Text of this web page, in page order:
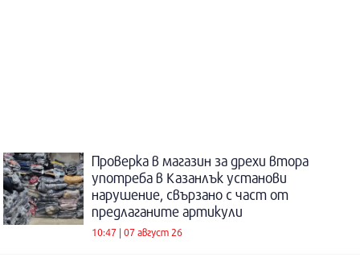
Проверка в магазин за дрехи втора
употреба в Казанлък установи
нарушение, свързано с част от
предлаганите артикули
10:47 | 07 август 26